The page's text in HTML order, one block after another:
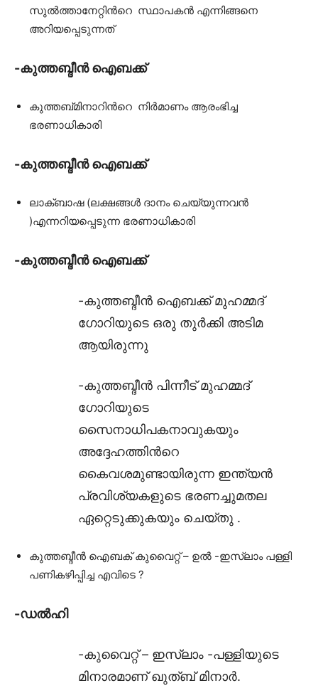
സുൽത്താനേറ്റിൻറെ സ്ഥാപകൻ എന്നിങ്ങനെ
അറിയപ്പെടുന്നത്
-കുത്തബ്ദീൻ ഐബക്ക്
കുത്തബ്മിനാറിൻറെ നിർമാണം ആരംഭിച്ച
ഭരണാധികാരി
-കുത്തബ്ദീൻ ഐബക്ക്
ലാക്ബാഷ (ലക്ഷങ്ങൾ ദാനം ചെയ്യുന്നവൻ
)എന്നറിയപ്പെടുന്ന ഭരണാധികാരി
-കുത്തബ്ദീൻ ഐബക്ക്
-കുത്തബ്ദീൻ ഐബക്ക് മുഹമ്മദ്
ഗോറിയുടെ ഒരു തുർക്കി അടിമ
ആയിരുന്നു
-കുത്തബ്ദീൻ പിന്നീട് മുഹമ്മദ്
ഗോറിയുടെ
സൈനാധിപകനാവുകയും
അദ്ദേഹത്തിൻറെ
കൈവശമുണ്ടായിരുന്ന ഇന്ത്യൻ
പ്രവിശ്യകളുടെ ഭരണച്ചുമതല
ഏറ്റെടുക്കുകയും ചെയ്തു .
കുത്തബ്ദീൻ ഐബക് കുവൈറ്റ് – ഉൽ -ഇസ്ലാം പള്ളി
പണികഴിപ്പിച്ച എവിടെ ?
-ഡൽഹി
-കുവൈറ്റ്‌ – ഇസ്ലാം -പള്ളിയുടെ
മിനാരമാണ്ഖുത്ബ് മിനാർ.